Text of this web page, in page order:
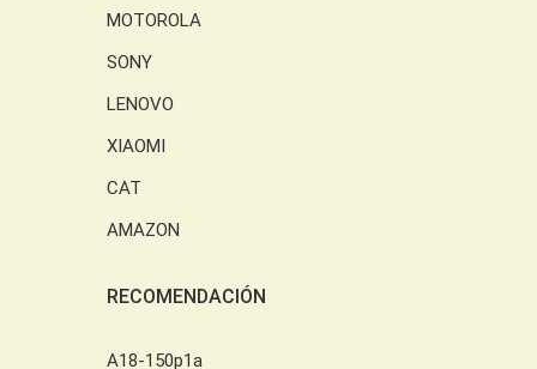
MOTOROLA
SONY
LENOVO
XIAOMI
CAT
AMAZON
RECOMENDACIÓN
A18-150p1a